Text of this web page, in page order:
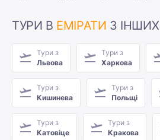
ТУРИ В ЕМІРАТИ З ІНШИХ
Тури з
Львова
Тури з
Харкова
Тури з
Кишинева
Тури з
Польщі
Тури з
Катовіце
Тури з
Кракова